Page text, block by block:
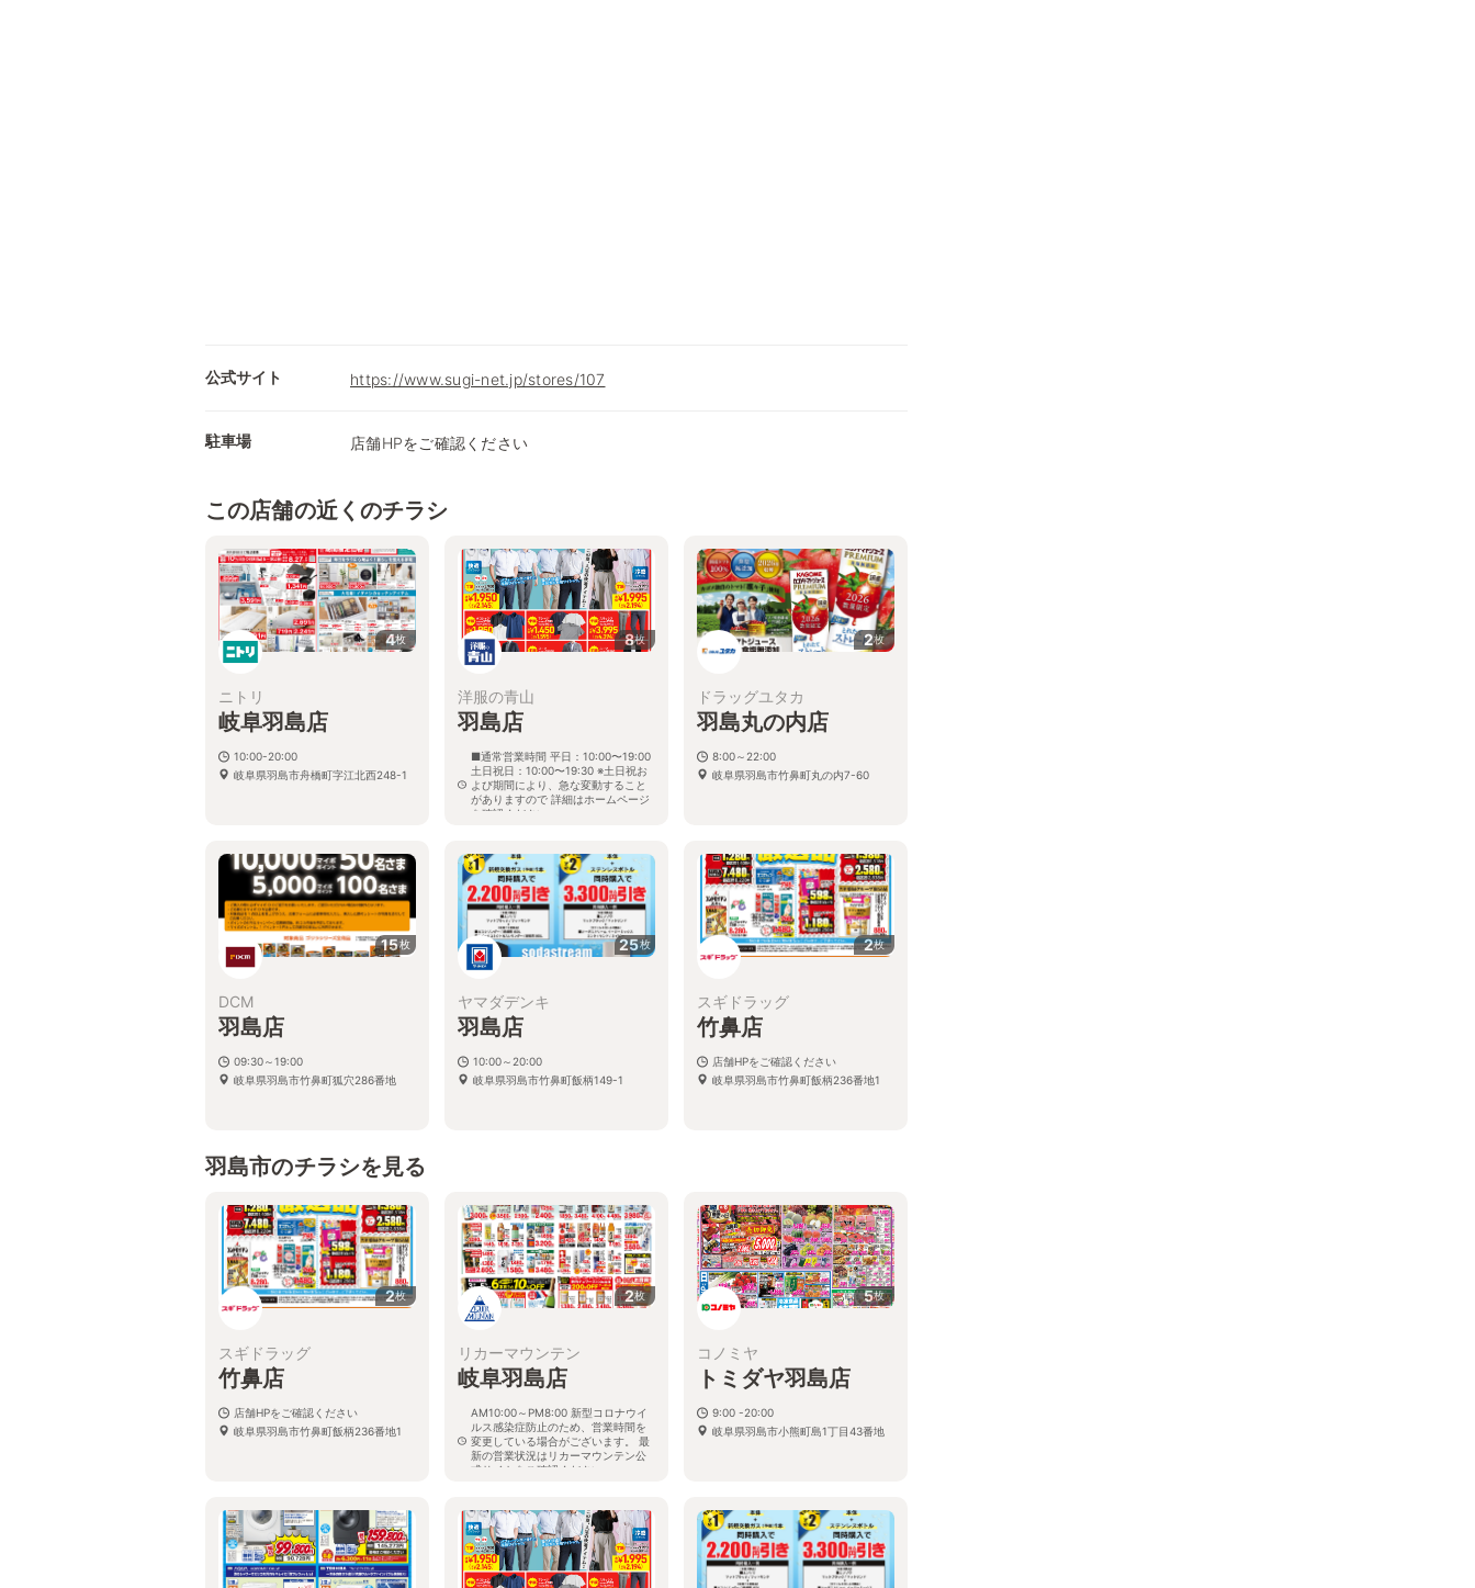
公式サイト https://www.sugi-net.jp/stores/107
駐車場 店舗HPをご確認ください
この店舗の近くのチラシ
4枚
ニトリ
岐阜羽島店
10:00-20:00
岐阜県羽島市舟橋町字江北西248-1
8枚
洋服の青山
羽島店
■通常営業時間 平日：10:00〜19:00
土日祝日：10:00〜19:30 ※土日祝お
よび期間により、急な変動すること
がありますので 詳細はホームページ
を確認ください
2枚
ドラッグユタカ
羽島丸の内店
8:00～22:00
岐阜県羽島市竹鼻町丸の内7-60
15枚
DCM
羽島店
09:30～19:00
岐阜県羽島市竹鼻町狐穴286番地
25枚
ヤマダデンキ
羽島店
10:00～20:00
岐阜県羽島市竹鼻町飯柄149-1
2枚
スギドラッグ
竹鼻店
店舗HPをご確認ください
岐阜県羽島市竹鼻町飯柄236番地1
羽島市のチラシを見る
2枚
スギドラッグ
竹鼻店
店舗HPをご確認ください
岐阜県羽島市竹鼻町飯柄236番地1
2枚
リカーマウンテン
岐阜羽島店
AM10:00～PM8:00 新型コロナウイ
ルス感染症防止のため、営業時間を
変更している場合がございます。 最
新の営業状況はリカーマウンテン公
式サイトをご確認ください。
5枚
コノミヤ
トミダヤ羽島店
9:00 -20:00
岐阜県羽島市小熊町島1丁目43番地